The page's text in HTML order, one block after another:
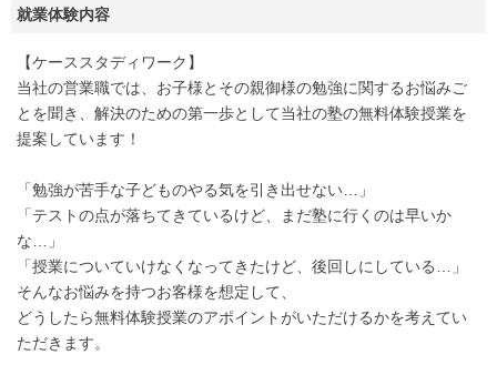
就業体験内容
【ケーススタディワーク】
当社の営業職では、お子様とその親御様の勉強に関するお悩みご
とを聞き、解決のための第一歩として当社の塾の無料体験授業を
提案しています！
「勉強が苦手な子どものやる気を引き出せない…」
「テストの点が落ちてきているけど、まだ塾に行くのは早いか
な…」
「授業についていけなくなってきたけど、後回しにしている…」
そんなお悩みを持つお客様を想定して、
どうしたら無料体験授業のアポイントがいただけるかを考えてい
ただきます。